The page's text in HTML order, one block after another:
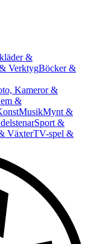
&
VerktygBöcker &
Kameror &
&
MusikMynt &
Sport &
VäxterTV-spel &